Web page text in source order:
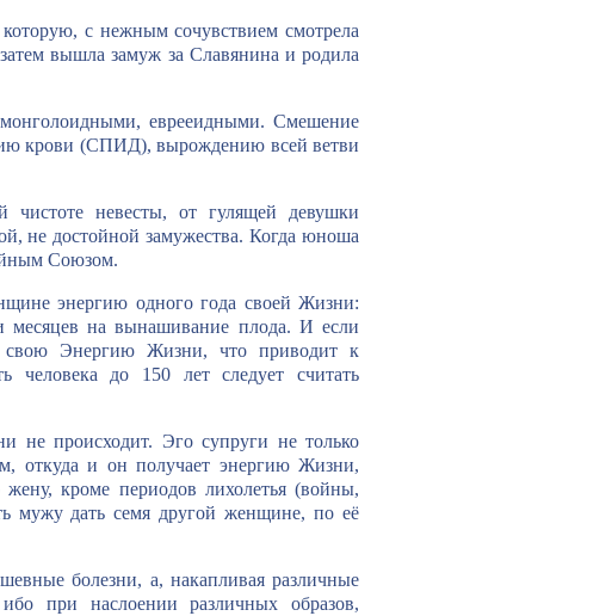
с нежным сочувствием смотрела
вышла замуж за Славянина и родила
еврееидными. Смешение
крови (СПИД), вырождению всей ветви
чистоте невесты, от гулящей девушки
не достойной замужества. Когда юноша
Союзом.
энергию одного года своей Жизни:
месяцев на вынашивание плода. И если
свою Энергию Жизни, что приводит к
человека до 150 лет следует считать
не происходит. Эго супруги не только
откуда и он получает энергию Жизни,
кроме периодов лихолетья (войны,
мужу дать семя другой женщине, по её
болезни, а, накапливая различные
при наслоении различных образов,